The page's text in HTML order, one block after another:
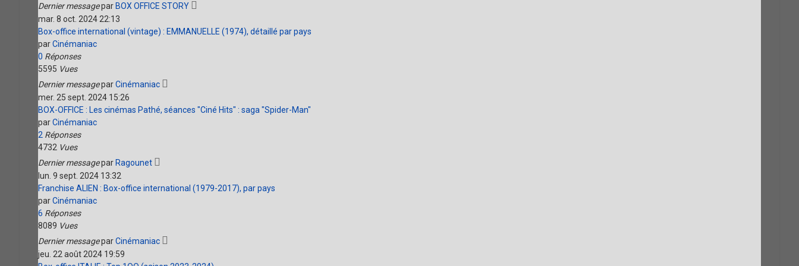
Dernier messagepar BOX OFFICE STORY
mar. 8 oct. 2024 22:13
Box-office international (vintage) : EMMANUELLE (1974), détaillé par pays
parCinémaniac
0 Réponses
5595 Vues
Dernier messageparCinémaniac
mer. 25 sept. 2024 15:26
BOX-OFFICE : Les cinémas Pathé, séances "Ciné Hits" : saga "Spider-Man"
parCinémaniac
2 Réponses
4732 Vues
Dernier messagepar Ragounet
lun. 9 sept. 2024 13:32
Franchise ALIEN : Box-office international (1979-2017), par pays
parCinémaniac
6 Réponses
8089 Vues
Dernier messageparCinémaniac
jeu. 22 août 2024 19:59